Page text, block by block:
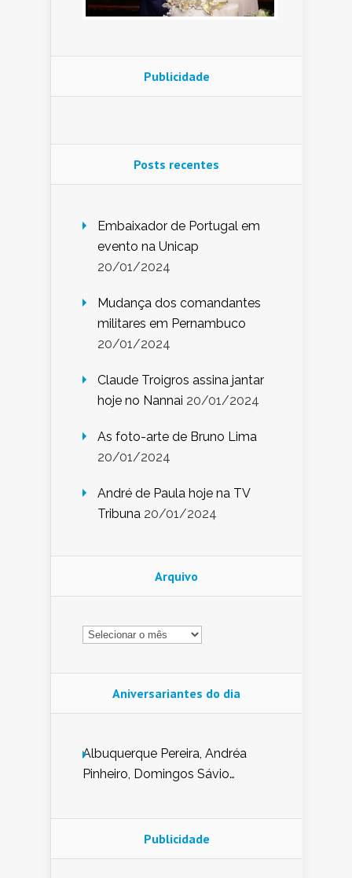
Publicidade
Posts recentes
Embaixador de Portugal em
evento na Unicap
20/01/2024
Mudança dos comandantes
militares em Pernambuco
20/01/2024
Claude Troigros assina jantar
hoje no Nannai 20/01/2024
As foto-arte de Bruno Lima
20/01/2024
André de Paula hoje na TV
Tribuna 20/01/2024
Arquivo
Arquivo
Aniversariantes do dia
Albuquerque Pereira, Andréa
Pinheiro, Domingos Sávio
Nunes de Sena, Fátima Peixoto,
Glória Pereira, Kátia Mesel,
Publicidade